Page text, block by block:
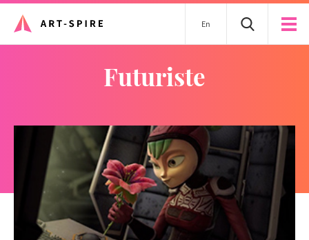
En
futuriste